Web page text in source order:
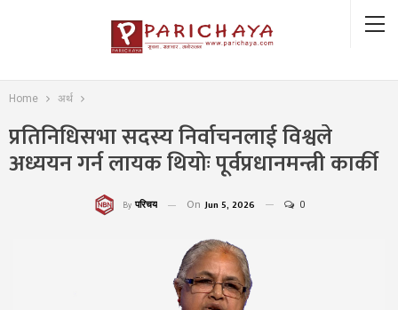
Home अर्थ
प्रतिनिधिसभा सदस्य निर्वाचनलाई विश्वले
अध्ययन गर्न लायक थियोः पूर्वप्रधानमन्त्री कार्की
By परिचय On Jun 5, 2026 0